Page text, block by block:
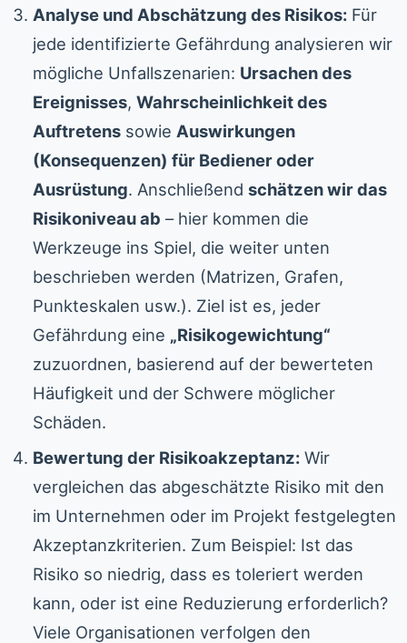
Analyse und Abschätzung des Risikos: Für
jede identifizierte Gefährdung analysieren wir
mögliche Unfallszenarien: Ursachen des
Ereignisses, Wahrscheinlichkeit des
Auftretens sowie Auswirkungen
(Konsequenzen) für Bediener oder
Ausrüstung. Anschließend schätzen wir das
Risikoniveau ab – hier kommen die
Werkzeuge ins Spiel, die weiter unten
beschrieben werden (Matrizen, Grafen,
Punkteskalen usw.). Ziel ist es, jeder
Gefährdung eine „Risikogewichtung“
zuzuordnen, basierend auf der bewerteten
Häufigkeit und der Schwere möglicher
Schäden.
Bewertung der Risikoakzeptanz: Wir
vergleichen das abgeschätzte Risiko mit den
im Unternehmen oder im Projekt festgelegten
Akzeptanzkriterien. Zum Beispiel: Ist das
Risiko so niedrig, dass es toleriert werden
kann, oder ist eine Reduzierung erforderlich?
Viele Organisationen verfolgen den